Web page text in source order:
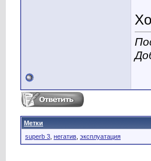
Метки
superb 3 негатив эксплуатация